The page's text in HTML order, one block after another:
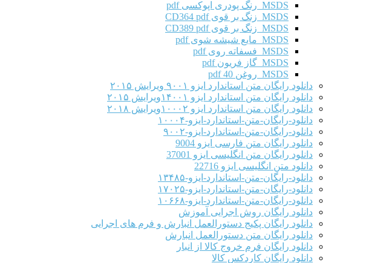
MSDS رنگ پودری اپوکسی pdf
MSDS زنگ بر قوی CD364 pdf
MSDS زنگ بر قوی CD389 pdf
MSDS مایع شیشه شوی pdf
MSDS فسفاته روی pdf
MSDS گاز فریون pdf
MSDS روغن 40 pdf
دانلود رایگان متن استاندارد ایزو ۹۰۰۱ ویرایش ۲۰۱۵
دانلود رایگان متن استاندارد ایزو ۱۴۰۰۱ویرایش ۲۰۱۵
دانلود رایگان متن استاندارد ایزو ۱۰۰۰۲ویرایش ۲۰۱۸
دانلود-رایگان-متن-استاندارد-ایزو-۱۰۰۰۴
دانلود-رایگان-متن-استاندارد-ایزو-۹۰۰۲
دانلود رایگان متن فارسی ایزو 9004
دانلود رایگان متن انگلیسی ایزو 37001
دانلود متن انگلیسی ایزو 22716
دانلود-رایگان-متن-استاندارد-ایزو-۱۳۴۸۵
دانلود-رایگان-متن-استاندارد-ایزو-۱۷۰۲۵
دانلود-رایگان-متن-استاندارد-ایزو-۱۰۶۶۸
دانلود رایگان روش اجرایی آموزش
دانلود رایگان پکیج دستورالعمل انبارش و فرم های اجرایی
دانلود رایگان متن دستورالعمل انبارش
دانلود رایگان فرم خروج کالا از انبار
دانلود رایگان کاردکس کالا